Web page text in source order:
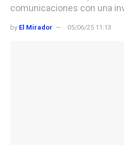
comunicaciones con una
by El Mirador 05/06/25 11:13